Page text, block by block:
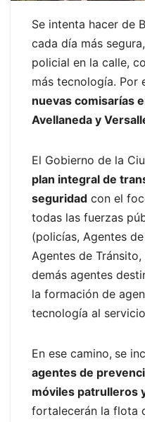
Se intenta hacer de
cada día más
policial en la calle,
más tecnología. Por
nuevas comisarías
Avellaneda y
El Gobierno de la
plan integral de
seguridad con el
todas las fuerzas
(policías, Agentes
Agentes de
demás agentes
la formación de
tecnología al
En ese camino, se
agentes de
móviles patrulleros
fortalecerán la flota